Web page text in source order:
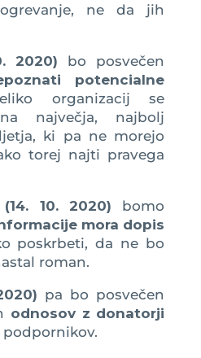
ne da jih
2020) bo posvečen
potencialne
organizacij se
največja, najbolj
ki pa ne morejo
torej najti pravega
10. 2020) bomo
mora dopis
poskrbeti, da ne bo
roman.
pa bo posvečen
odnosov z donatorji